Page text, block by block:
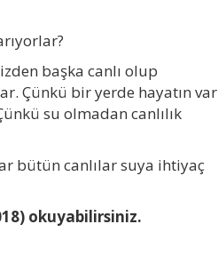
başka canlı olup
Çünkü bir yerde hayatın var
su olmadan canlılık
bütün canlılar suya ihtiyaç
okuyabilirsiniz.